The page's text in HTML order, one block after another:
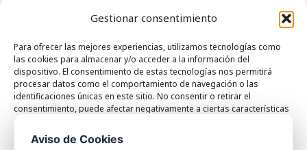
Gestionar consentimiento
Para ofrecer las mejores experiencias, utilizamos tecnologías como
las cookies para almacenar y/o acceder a la información del
dispositivo. El consentimiento de estas tecnologías nos permitirá
procesar datos como el comportamiento de navegación o las
identificaciones únicas en este sitio. No consentir o retirar el
consentimiento, puede afectar negativamente a ciertas características
y funciones.
Qynzo Monte esquinza 30 28010 Madrid Spain |
Phone:+34722821535 | Email: hola@qynzo.com
Aviso de Cookies